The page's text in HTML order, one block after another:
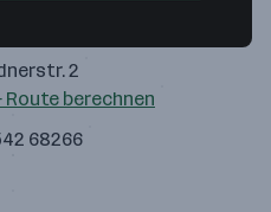
2
Route berechnen
68266